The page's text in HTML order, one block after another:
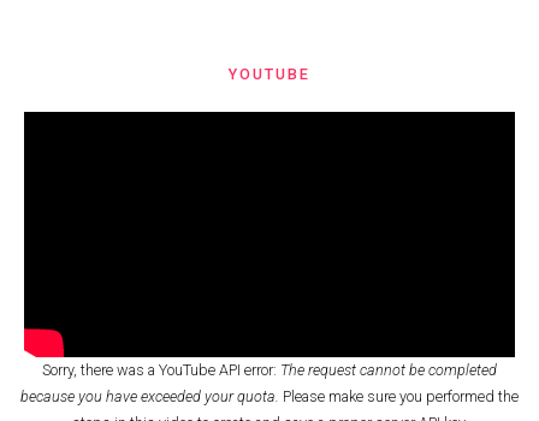
YOUTUBE
Sorry, there was a YouTube API error: The request cannot be completed
because you have exceeded your quota. Please make sure you performed the